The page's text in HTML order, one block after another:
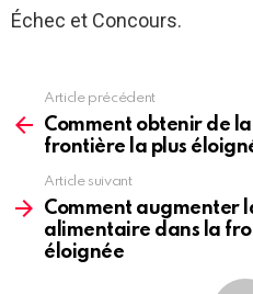
Échec et Concours.
more
Article précédent
Comment obtenir de
frontière la plus
Article suivant
Comment augmenter
alimentaire dans la
éloignée